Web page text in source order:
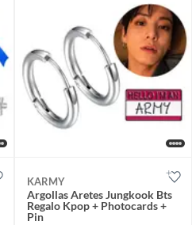
KARMY
Argollas Aretes Jungkook Bts
Regalo Kpop + Photocards +
Pin